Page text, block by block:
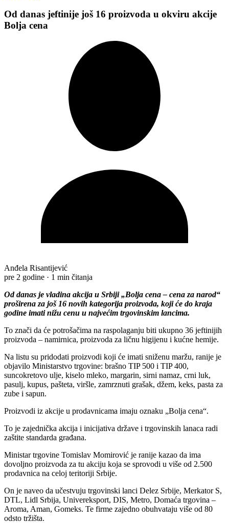
Od danas jeftinije još 16 proizvoda u okviru akcije
Bolja cena
Anđela Risantijević
pre 2 godine · 1 min čitanja
Od danas je vladina akcija u Srbiji „Bolja cena – cena za narod“
proširena za još 16 novih kategorija proizvoda, koji će do kraja
godine imati nižu cenu u najvećim trgovinskim lancima.
To znači da će potrošačima na raspolaganju biti ukupno 36 jeftinijih
proizvoda – namirnica, proizvoda za ličnu higijenu i kućne hemije.
Na listu su pridodati proizvodi koji će imati sniženu maržu, ranije je
objavilo Ministarstvo trgovine: brašno TIP 500 i TIP 400,
suncokretovo ulje, kiselo mleko, margarin, sirni namaz, crni luk,
pasulj, kupus, pašteta, viršle, zamrznuti grašak, džem, keks, pasta za
zube i sapun.
Proizvodi iz akcije u prodavnicama imaju oznaku „Bolja cena“.
To je zajednička akcija i inicijativa države i trgovinskih lanaca radi
zaštite standarda građana.
Ministar trgovine Tomislav Momirović je ranije kazao da ima
dovoljno proizvoda za tu akciju koja se sprovodi u više od 2.500
prodavnica na celoj teritoriji Srbije.
On je naveo da učestvuju trgovinski lanci Delez Srbije, Merkator S,
DTL, Lidl Srbija, Univereksport, DIS, Metro, Domaća trgovina –
Aroma, Aman, Gomeks. Te firme zajedno obuhvataju više od 80
odsto tržišta.